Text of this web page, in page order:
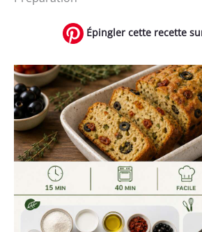
Épingler cette recette